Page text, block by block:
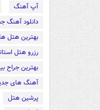
آپ آهنگ
دانلود آهنگ
بهترین هتل
رزرو هتل
بهترین جراح
آهنگ های
پرشین هتل